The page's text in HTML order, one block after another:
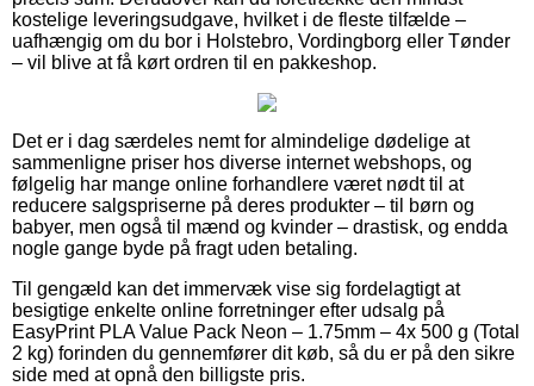
kostelige leveringsudgave, hvilket i de fleste tilfælde –
uafhængig om du bor i Holstebro, Vordingborg eller Tønder
– vil blive at få kørt ordren til en pakkeshop.
Det er i dag særdeles nemt for almindelige dødelige at
sammenligne priser hos diverse internet webshops, og
følgelig har mange online forhandlere været nødt til at
reducere salgspriserne på deres produkter – til børn og
babyer, men også til mænd og kvinder – drastisk, og endda
nogle gange byde på fragt uden betaling.
Til gengæld kan det immervæk vise sig fordelagtigt at
besigtige enkelte online forretninger efter udsalg på
EasyPrint PLA Value Pack Neon – 1.75mm – 4x 500 g (Total
2 kg) forinden du gennemfører dit køb, så du er på den sikre
side med at opnå den billigste pris.